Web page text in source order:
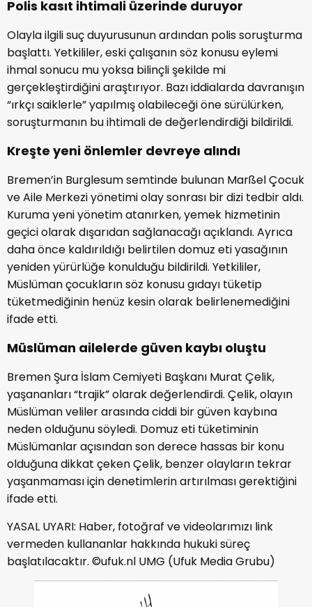
Polis kasıt ihtimali üzerinde duruyor
Olayla ilgili suç duyurusunun ardından polis soruşturma
başlattı. Yetkililer, eski çalışanın söz konusu eylemi
ihmal sonucu mu yoksa bilinçli şekilde mi
gerçekleştirdiğini araştırıyor. Bazı iddialarda davranışın
“ırkçı saiklerle” yapılmış olabileceği öne sürülürken,
soruşturmanın bu ihtimali de değerlendirdiği bildirildi.
Kreşte yeni önlemler devreye alındı
Bremen’in Burglesum semtinde bulunan Marßel Çocuk
ve Aile Merkezi yönetimi olay sonrası bir dizi tedbir aldı.
Kuruma yeni yönetim atanırken, yemek hizmetinin
geçici olarak dışarıdan sağlanacağı açıklandı. Ayrıca
daha önce kaldırıldığı belirtilen domuz eti yasağının
yeniden yürürlüğe konulduğu bildirildi. Yetkililer,
Müslüman çocukların söz konusu gıdayı tüketip
tüketmediğinin henüz kesin olarak belirlenemediğini
ifade etti.
Müslüman ailelerde güven kaybı oluştu
Bremen Şura İslam Cemiyeti Başkanı Murat Çelik,
yaşananları “trajik” olarak değerlendirdi. Çelik, olayın
Müslüman veliler arasında ciddi bir güven kaybına
neden olduğunu söyledi. Domuz eti tüketiminin
Müslümanlar açısından son derece hassas bir konu
olduğuna dikkat çeken Çelik, benzer olayların tekrar
yaşanmaması için denetimlerin artırılması gerektiğini
ifade etti.
YASAL UYARI: Haber, fotoğraf ve videolarımızı link
vermeden kullananlar hakkında hukuki süreç
başlatılacaktır. ©ufuk.nl UMG (Ufuk Media Grubu)